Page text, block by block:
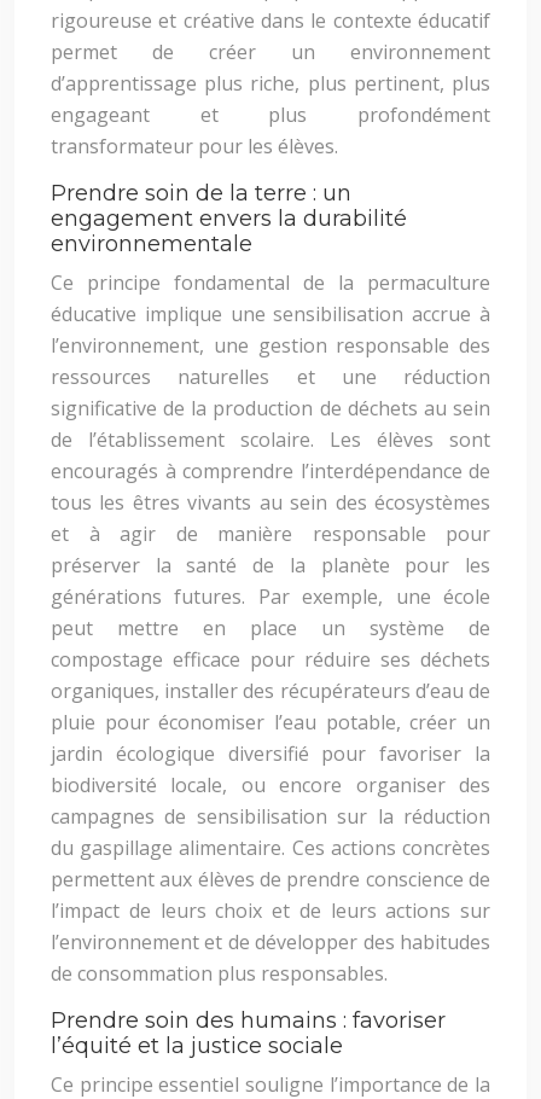
rigoureuse et créative dans le contexte éducatif
permet de créer un environnement
d’apprentissage plus riche, plus pertinent, plus
engageant et plus profondément
transformateur pour les élèves.
Prendre soin de la terre : un
engagement envers la durabilité
environnementale
Ce principe fondamental de la permaculture
éducative implique une sensibilisation accrue à
l’environnement, une gestion responsable des
ressources naturelles et une réduction
significative de la production de déchets au sein
de l’établissement scolaire. Les élèves sont
encouragés à comprendre l’interdépendance de
tous les êtres vivants au sein des écosystèmes
et à agir de manière responsable pour
préserver la santé de la planète pour les
générations futures. Par exemple, une école
peut mettre en place un système de
compostage efficace pour réduire ses déchets
organiques, installer des récupérateurs d’eau de
pluie pour économiser l’eau potable, créer un
jardin écologique diversifié pour favoriser la
biodiversité locale, ou encore organiser des
campagnes de sensibilisation sur la réduction
du gaspillage alimentaire. Ces actions concrètes
permettent aux élèves de prendre conscience de
l’impact de leurs choix et de leurs actions sur
l’environnement et de développer des habitudes
de consommation plus responsables.
Prendre soin des humains : favoriser
l’équité et la justice sociale
Ce principe essentiel souligne l’importance de la